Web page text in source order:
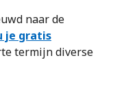
naar de
je gratis
termijn diverse